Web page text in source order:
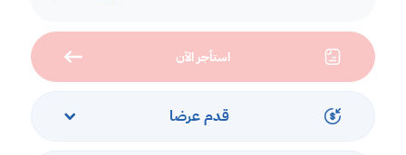
استأجر الآن
قدم عرضا
At Steps Real Estate, we provide our clients with tailored property
and care to deliver you the best properties in the market. We are
aiming to maximize our customer satisfaction and obtain a